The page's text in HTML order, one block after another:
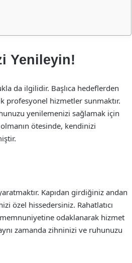
Yenileyin!
da ilgilidir. Başlıca hedeflerden
hizmetler sunmaktır.
yenilemenizi sağlamak için
ötesinde, kendinizi
Kapıdan girdiğiniz andan
özel hissedersiniz. Rahatlatıcı
odaklanarak hizmet
zamanda zihninizi ve ruhunuzu